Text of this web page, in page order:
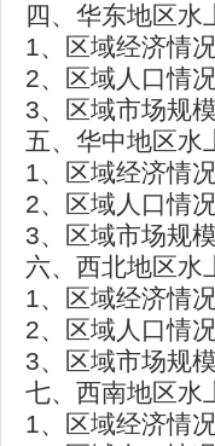
四、华东地区水
1、区域经济情
2、区域人口情
3、区域市场规模
五、华中地区水
1、区域经济情
2、区域人口情
3、区域市场规模
六、西北地区水
1、区域经济情
2、区域人口情
3、区域市场规模
七、西南地区水
1、区域经济情